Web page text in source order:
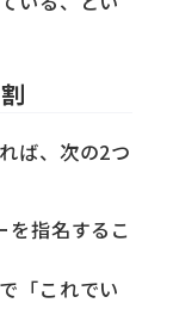
ば、次の2つ
を指名するこ
「これでい